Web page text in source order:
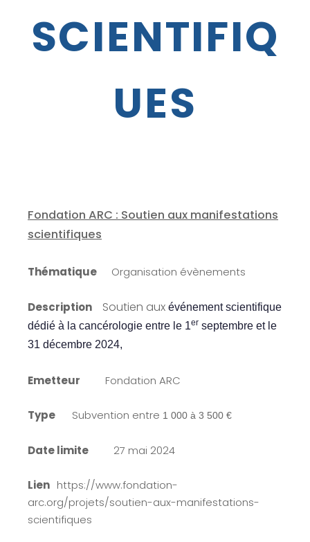
SCIENTIFIQ
UES
Fondation ARC : Soutien aux manifestations
scientifiques
Thématique Organisation évènements
Description Soutien aux événement scientifique
dédié à la cancérologie entre le 1er septembre et le
31 décembre 2024,
Emetteur Fondation ARC
Type Subvention entre 1 000 à 3 500 €
Date limite 27 mai 2024
Lien https://www.fondation-
arc.org/projets/soutien-aux-manifestations-
scientifiques